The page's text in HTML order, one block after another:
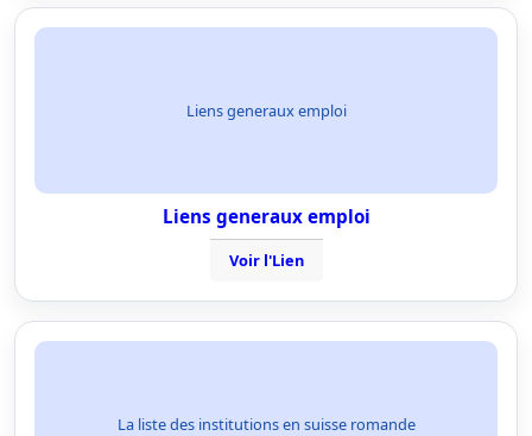
Liens generaux emploi
Liens generaux emploi
Voir l'Lien
La liste des institutions en suisse romande